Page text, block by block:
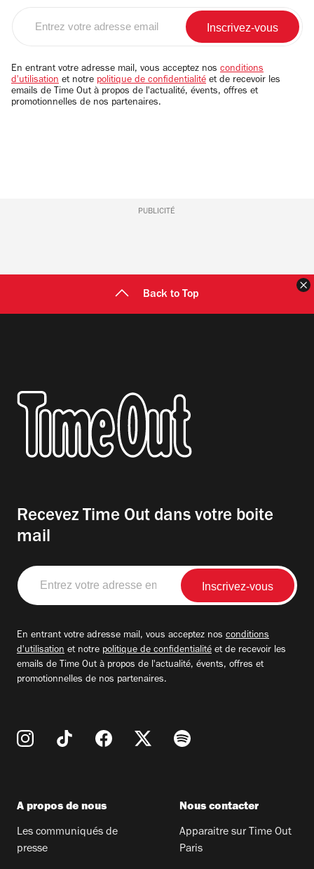
email
En entrant votre adresse mail, vous acceptez nos conditions
d'utilisation et notre politique de confidentialité et de recevoir les
emails de Time Out à propos de l'actualité, évents, offres et
promotionnelles de nos partenaires.
PUBLICITÉ
Back to Top
Recevez Time Out dans votre boite
mail
Entrez
votre
adresse
En entrant votre adresse mail, vous acceptez nos conditions
d'utilisation et notre politique de confidentialité et de recevoir les
emails de Time Out à propos de l'actualité, évents, offres et
promotionnelles de nos partenaires.
A propos de nous
Les communiqués de
presse
Nous contacter
Apparaitre sur Time Out
Paris